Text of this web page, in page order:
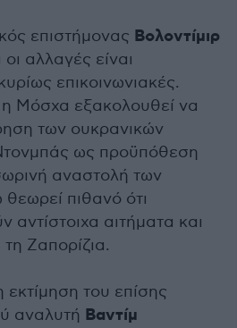
επιστήμονας Βολοντίμιρ
οι αλλαγές είναι
επικοινωνιακές.
Μόσχα εξακολουθεί να
των ουκρανικών
ως προϋπόθεση
αναστολή των
πιθανό ότι
αιτήματα και
Ζαπορίζια.
εκτίμηση του επίσης
αναλυτή Βαντίμ